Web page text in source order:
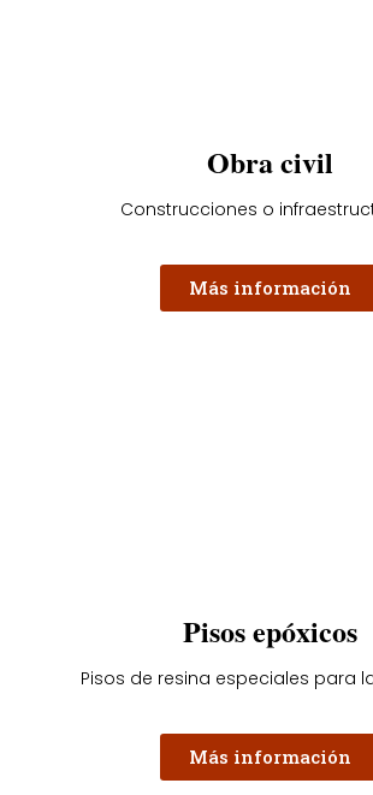
Obra civil
Construcciones o
Más información
Pisos epóxicos
Pisos de resina especiales para
Más información